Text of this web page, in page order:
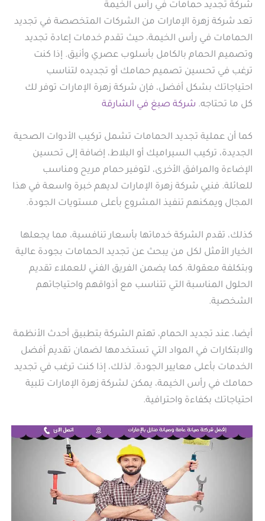
شركة تجديد حمامات في رأس الخيمة
تعد شركة زهرة الإمارات من الشركات المتخصصة في تجديد
الحمامات في رأس الخيمة، حيث تقدم خدمات إعادة تجديد
وتصميم الحمام بالكامل بأسلوب عصري وأنيق. إذا كنت
ترغب في تحسين تصميم حمامك أو تجديده لتناسب
احتياجاتك بشكل أفضل، فإن شركة زهرة الإمارات توفر لك
كل ما تحتاجه. شركة صبغ في الشارقة
كما أن عملية تجديد الحمامات تشمل تركيب الأدوات الصحية
الجديدة، تركيب السيراميك أو البلاط، إضافة إلى تحسين
الإضاءة والمرافق الأخرى، لتوفير حمام مريح ومناسب
للعائلة. فنيي شركة زهرة الإمارات لديهم خبرة واسعة في هذا
المجال ويمكنهم تنفيذ المشروع بأعلى مستويات الجودة.
كذلك، تقدم الشركة خدماتها بأسعار تنافسية، مما يجعلها
الخيار الأمثل لكل من يبحث عن تجديد الحمامات بجودة عالية
وبتكلفة معقولة. كما يضمن الفريق الفني للعملاء تقديم
الحلول المناسبة التي تتناسب مع أذواقهم واحتياجاتهم
الشخصية.
أيضا، عند تجديد الحمام، تهتم الشركة بتطبيق أحدث الأنظمة
والابتكارات في المواد التي تستخدمها لضمان تقديم أفضل
الخدمات بأعلى معايير الجودة. لذلك، إذا كنت ترغب في تجديد
حمامك في رأس الخيمة، يمكن لشركة زهرة الإمارات تلبية
احتياجاتك بكفاءة واحترافية.